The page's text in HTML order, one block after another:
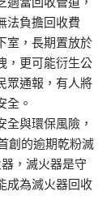
法負擔回收費
室，長期置放於
，更可能衍生公
眾通報，有人將
全。
與環保風險，
創的逾期乾粉滅
，滅火器是守
成為滅火器回收